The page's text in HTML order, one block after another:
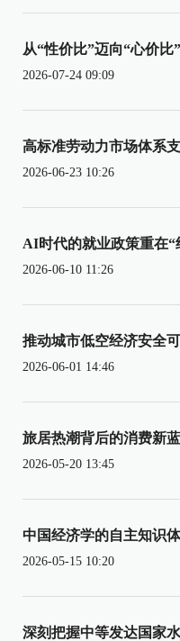
从“性价比”迈向“心价比
2026-07-24 09:09
高标准劳动力市场体系
2026-06-23 10:26
AI时代的就业政策重在“
2026-06-10 11:26
推动城市低空经济安全
2026-06-01 14:46
旅居热潮背后的消费新
2026-05-20 13:45
中国经济学的自主知识
2026-05-15 10:20
深刻把握中等发达国家